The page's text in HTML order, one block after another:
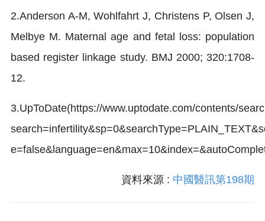
2.Anderson A-M, Wohlfahrt J, Christens P, Olsen J,
Melbye M. Maternal age and fetal loss: population
based register linkage study. BMJ 2000; 320:1708-
12.
3.UpToDate(https://www.uptodate.com/contents/
資料來源 : 中國醫訊第198期